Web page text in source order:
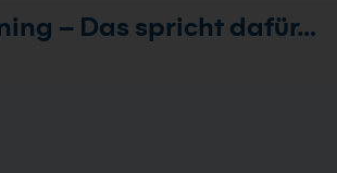
– Das spricht dafür…